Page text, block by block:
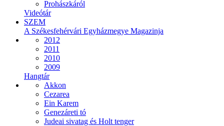
Prohászkáról
Videótár
SZEM
A Székesfehérvári Egyházmegye Magazinja
2012
2011
2010
2009
Hangtár
Akkon
Cezarea
Ein Karem
Genezáreti tó
Judeai sivatag és Holt tenger